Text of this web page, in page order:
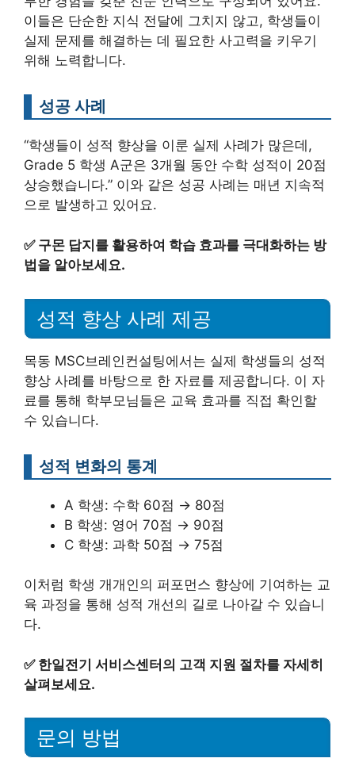
이들은 단순한 지식 전달에 그치지 않고, 학생들이
실제 문제를 해결하는 데 필요한 사고력을 키우기
위해 노력합니다.
성공 사례
“학생들이 성적 향상을 이룬 실제 사례가 많은데,
Grade 5 학생 A군은 3개월 동안 수학 성적이 20점
상승했습니다.” 이와 같은 성공 사례는 매년 지속적
으로 발생하고 있어요.
✅ 구몬 답지를 활용하여 학습 효과를 극대화하는 방
법을 알아보세요.
성적 향상 사례 제공
목동 MSC브레인컨설팅에서는 실제 학생들의 성적
향상 사례를 바탕으로 한 자료를 제공합니다. 이 자
료를 통해 학부모님들은 교육 효과를 직접 확인할
수 있습니다.
성적 변화의 통계
A 학생: 수학 60점 → 80점
B 학생: 영어 70점 → 90점
C 학생: 과학 50점 → 75점
이처럼 학생 개개인의 퍼포먼스 향상에 기여하는 교
육 과정을 통해 성적 개선의 길로 나아갈 수 있습니
다.
✅ 한일전기 서비스센터의 고객 지원 절차를 자세히
살펴보세요.
문의 방법